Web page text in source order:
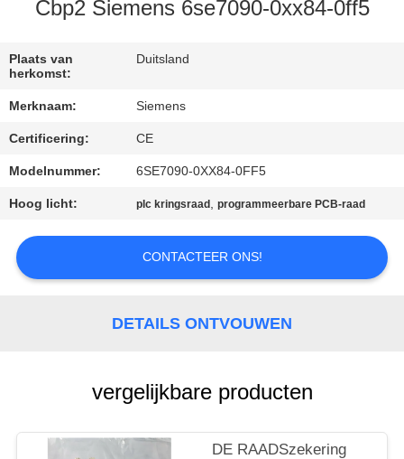
CITAAT
SITEMAP
PRIVACY
Cbp2 Siemens 6se7090-0xx84-0ff5
Plaats van
herkomst:
Duitsland
Merknaam: Siemens
Certificering: CE
Modelnummer: 6SE7090-0XX84-0FF5
Hoog licht: plc kringsraad ,programmeerbare PCB-raad
CONTACTEER ONS!
DETAILS ONTVOUWEN
vergelijkbare producten
DE RAADSzekering